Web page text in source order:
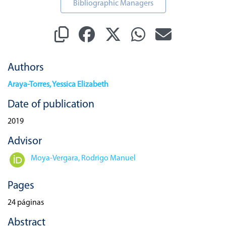
Bibliographic Managers
Authors
Araya-Torres, Yessica Elizabeth
Date of publication
2019
Advisor
Moya-Vergara, Rodrigo Manuel
Pages
24 páginas
Abstract